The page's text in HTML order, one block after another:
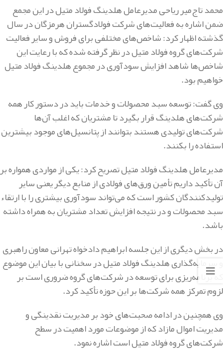
محمد تاج‌میر ریاحی مدیرعامل هلدینگ فولاد متیل در این مجمع
ضمن اشاره به فعالیت‌های شرکت فولادگستران هرمزگان در سال
گذشته اظهار کرد: شاخص‌های مختلفی برای فروش و سایر فعالیت
شرکت‌های گروه فولاد متیل در نظر گرفته شده که با رعایت این
شاخص‌ها شاهد افزایش سودآوری در مجموع هلدینگ فولاد متیل
خواهیم بود.
وی گفت: توسعه سبد محصولات و خدمات باید در دستور کار همه
شرکت‌های هلدینگ قرار بگیرد تا مشتریان که اغلب آن‌ها
شرکت‌های تولیدی هستند بتوانند از پتانسیل‌های موجود بیشترین
استفاده را بکنند.
مدیرعامل هلدینگ فولاد متیل تصریح کرد: یکی از مواردی همواره بر
آن تأکید داریم تأمین ورق‌‌های فولادی از منابع دیگر یعنی سایر
تولیدکنندگان کشور است که می‌تواند سودآوری بیشتری را با ارتقاء
سبد محصولات و در نتیجه افزایش تعداد مشتریان به همراه داشته
باشد.
در بخش دیگری از این جلسه ابراهیم دادخواه تهرانی معاون راهبری
و سرمایه‌گذاری هلدینگ فولاد متیل در سخنانی با بیان این موضوع
که برنامه‌ریزی برای توسعه در شرکت‌های گروه ضروری است بر
لزوم تمرکز همه شرکت‌ها بر این حوزه تأکید کرد.
وی همچنین در ادامه صحبت‌های خود بر مدیریت نقدینگی و
مدیریت اموال مازاد که از موضوعات مورد اهمیت در سطح
شرکت‌های گروه فولاد متیل است اشاره نمود.